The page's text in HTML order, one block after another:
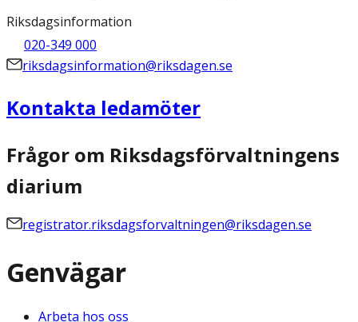
Riksdagsinformation
020-349 000
riksdagsinformation@riksdagen.se
Kontakta ledamöter
Frågor om Riksdagsförvaltningens
diarium
registrator.riksdagsforvaltningen@riksdagen.se
Genvägar
Arbeta hos oss